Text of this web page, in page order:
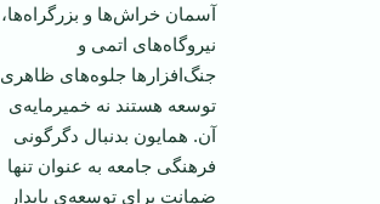
آسمان خراش‌ها و بزرگراه‌ها،
نیروگاه‌های اتمی ‌و
جنگ‌افزارها جلوه‌های ظاهری
توسعه هستند نه خمیرمایه‌ی
آن. همایون بدنبال دگرگونی
فرهنگی جامعه به عنوان تنها
ضمانت برای توسعه‌ی پایدار